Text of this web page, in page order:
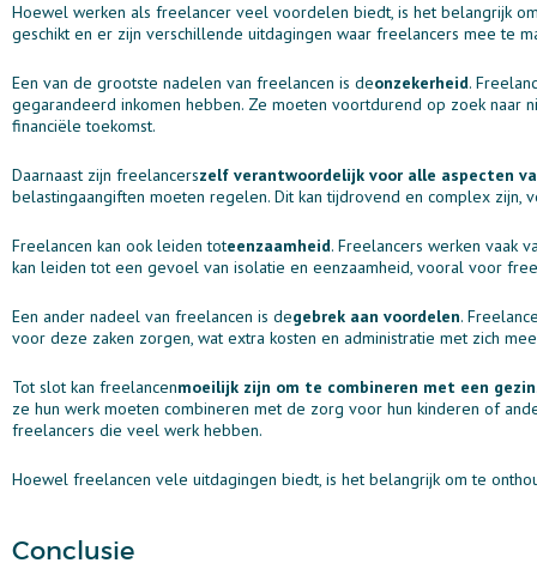
Hoewel werken als freelancer veel voordelen biedt, is het belangrijk
geschikt en er zijn verschillende uitdagingen waar freelancers mee te
Een van de grootste nadelen van freelancen is deonzekerheid.
gegarandeerd inkomen hebben. Ze moeten voortdurend op zoek naar
financiële toekomst.
Daarnaast zijn freelancerszelf verantwoordelijk voor alle aspecten
belastingaangiften moeten regelen. Dit kan tijdrovend en complex zijn,
Freelancen kan ook leiden toteenzaamheid. Freelancers werken vaak
kan leiden tot een gevoel van isolatie en eenzaamheid, vooral voor
Een ander nadeel van freelancen is degebrek aan voordelen.
voor deze zaken zorgen, wat extra kosten en administratie met zich
Tot slot kan freelancenmoeilijk zijn om te combineren met een gezin
ze hun werk moeten combineren met de zorg voor hun kinderen of
freelancers die veel werk hebben.
Hoewel freelancen vele uitdagingen biedt, is het belangrijk om te
Conclusie